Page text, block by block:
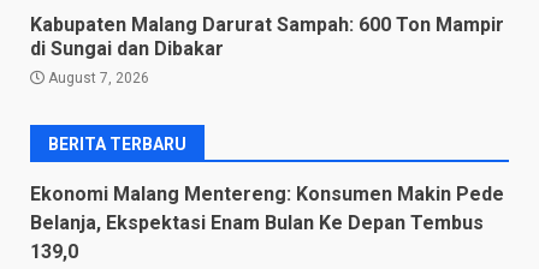
Kabupaten Malang Darurat Sampah: 600 Ton Mampir
di Sungai dan Dibakar
August 7, 2026
BERITA TERBARU
Ekonomi Malang Mentereng: Konsumen Makin Pede
Belanja, Ekspektasi Enam Bulan Ke Depan Tembus
139,0